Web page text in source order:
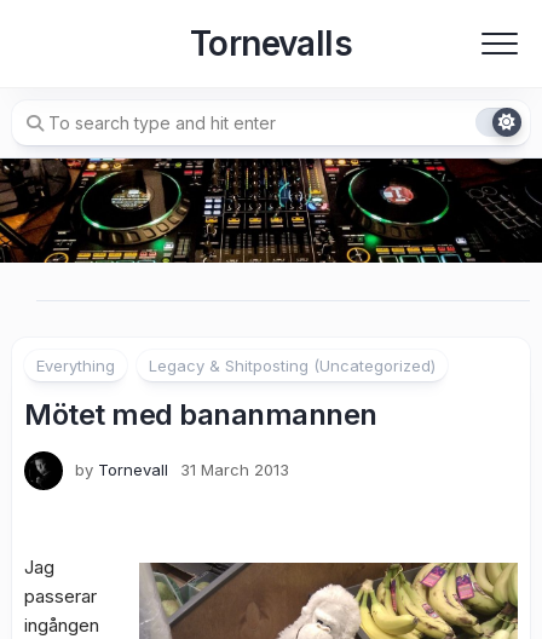
Tornevalls
Everything Legacy & Shitposting (Uncategorized)
Mötet med bananmannen
by Tornevall 31 March 2013
Jag
passerar
ingången